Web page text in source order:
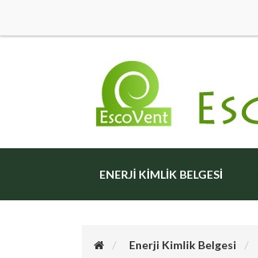
ENERJI KIMLIK BELGESI
Enerji Kimlik Belgesi